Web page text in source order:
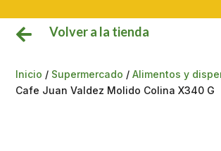
 Volver a la tienda
Inicio / Supermercado /Alimentos y
Cafe Juan Valdez Molido Colina X340 G